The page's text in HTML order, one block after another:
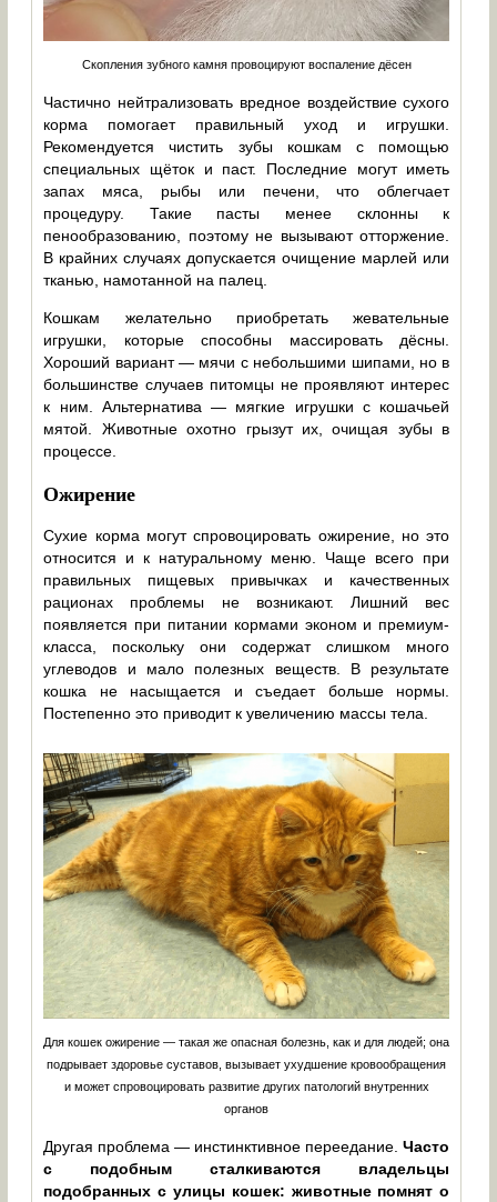
Скопления зубного камня провоцируют воспаление дёсен
Частично нейтрализовать вредное воздействие сухого
корма помогает правильный уход и игрушки.
Рекомендуется чистить зубы кошкам с помощью
специальных щёток и паст. Последние могут иметь
запах мяса, рыбы или печени, что облегчает
процедуру. Такие пасты менее склонны к
пенообразованию, поэтому не вызывают отторжение.
В крайних случаях допускается очищение марлей или
тканью, намотанной на палец.
Кошкам желательно приобретать жевательные
игрушки, которые способны массировать дёсны.
Хороший вариант — мячи с небольшими шипами, но в
большинстве случаев питомцы не проявляют интерес
к ним. Альтернатива — мягкие игрушки с кошачьей
мятой. Животные охотно грызут их, очищая зубы в
процессе.
Ожирение
Сухие корма могут спровоцировать ожирение, но это
относится и к натуральному меню. Чаще всего при
правильных пищевых привычках и качественных
рационах проблемы не возникают. Лишний вес
появляется при питании кормами эконом и премиум-
класса, поскольку они содержат слишком много
углеводов и мало полезных веществ. В результате
кошка не насыщается и съедает больше нормы.
Постепенно это приводит к увеличению массы тела.
Для кошек ожирение — такая же опасная болезнь, как и для людей; она
подрывает здоровье суставов, вызывает ухудшение кровообращения
и может спровоцировать развитие других патологий внутренних
органов
Другая проблема — инстинктивное переедание.Часто
с подобным сталкиваются владельцы
подобранных с улицы кошек: животные помнят о